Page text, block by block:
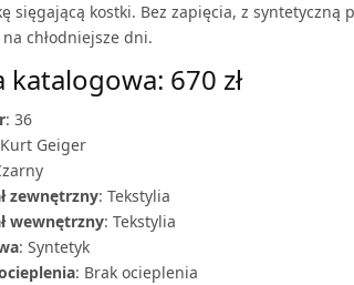
sięgającą kostki. Bez zapięcia, z syntetyczną
chłodniejsze dni.
katalogowa: 670 zł
: 36
Geiger
zewnętrzny: Tekstylia
wewnętrzny: Tekstylia
: Syntetyk
: Brak ocieplenia